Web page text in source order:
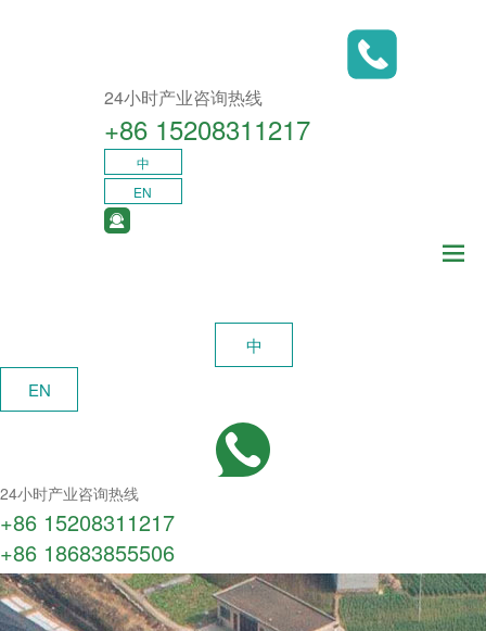
24小时产业咨询热线
+86 15208311217​
中
EN
中
EN
24小时产业咨询热线
+86 15208311217​
+86 18683855506